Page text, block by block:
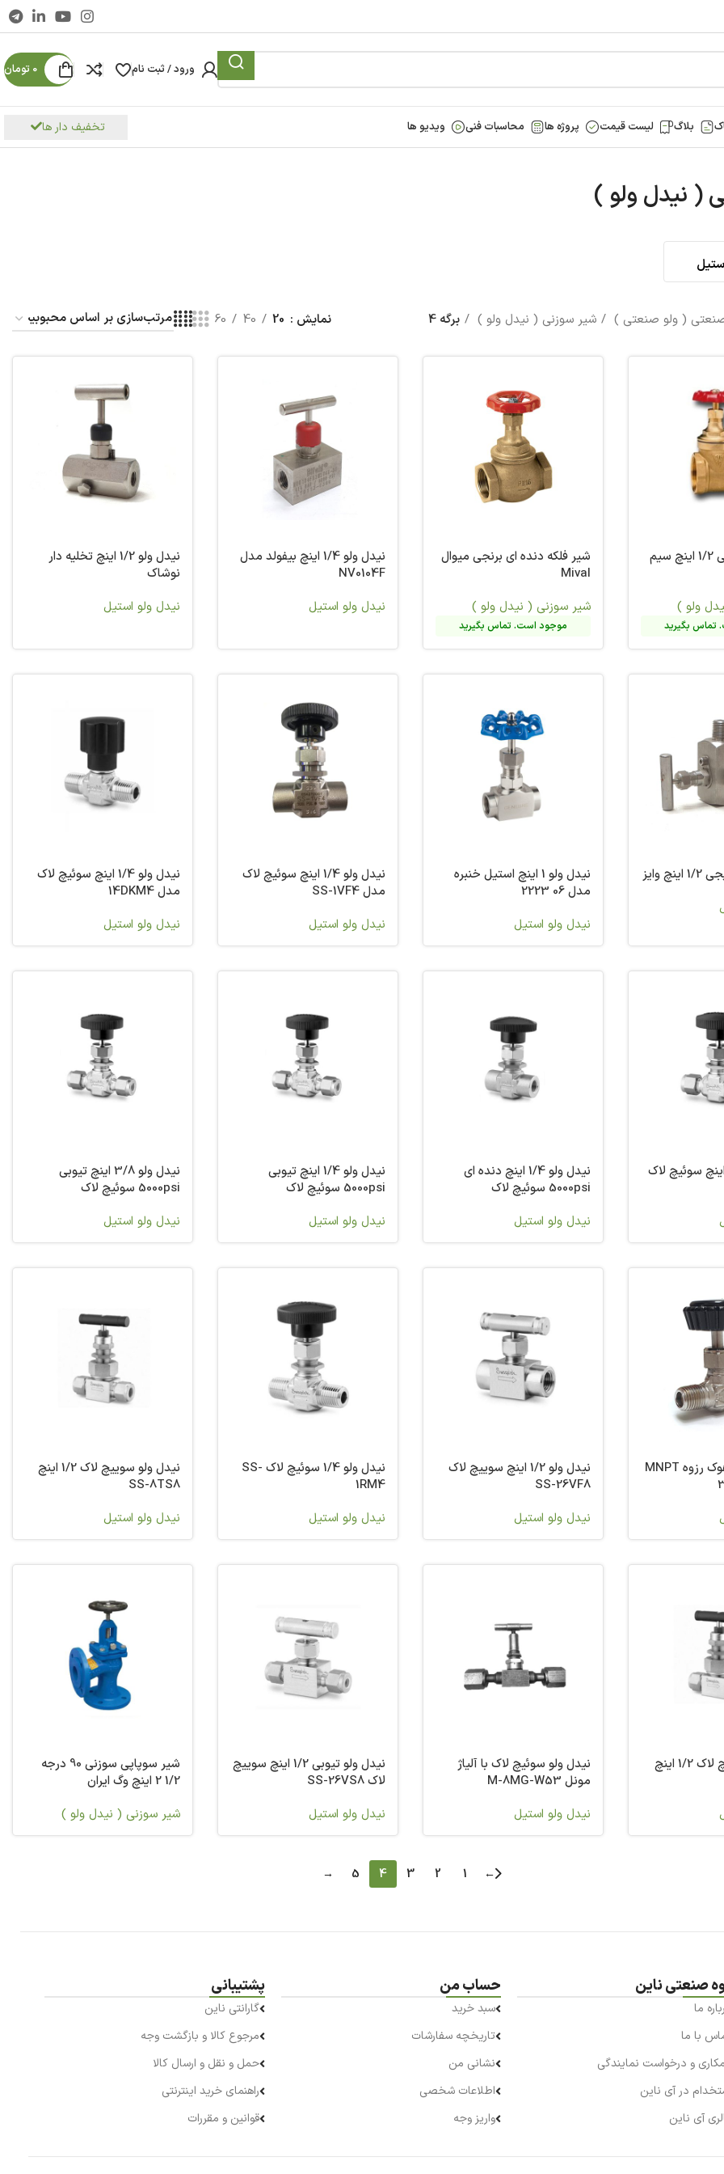
ورود / ثبت نام 0 تومان
بلاگ لیست قیمت پروژه ها محاسبات فنی ویدیو ها تخفیف دار ها
( نیدل ولو )
( ولو صنعتی ) شیر سوزنی ( نیدل ولو ) برگه 4 نمایش 20
40
60
شیر فلکه سوزنی 1/2 اینچ سیم
ولو )
بگیرید
شیر فلکه دنده ای برنجی میوال
Mival
شیر سوزنی ( نیدل ولو )
موجود است. تماس بگیرید
نیدل ولو 1/4 اینچ بیفولد مدل
NV0104F
نیدل ولو استیل
نیدل ولو 1/2 اینچ تخلیه دار
نوشاک
نیدل ولو استیل
وایز
نیدل ولو 1 اینچ استیل خنبره
مدل 06 2223
نیدل ولو استیل
نیدل ولو 1/4 اینچ سوئیچ لاک
مدل SS-1VF4
نیدل ولو استیل
نیدل ولو 1/4 اینچ سوئیچ لاک
مدل 14DKM4
نیدل ولو استیل
نیدل ولو 3/4 اینچ سوئیچ لاک
نیدل ولو 1/4 اینچ دنده ای
5000psi سوئیچ لاک
نیدل ولو استیل
نیدل ولو 1/4 اینچ تیوبی
5000psi سوئیچ لاک
نیدل ولو استیل
نیدل ولو 3/8 اینچ تیوبی
5000psi سوئیچ لاک
نیدل ولو استیل
نیدل ولو 1/4 هوک رزوه MNPT
نیدل ولو 1/2 اینچ سوییچ لاک
SS-26VF8
نیدل ولو استیل
نیدل ولو 1/4 سوئیچ لاک SS-
1RM4
نیدل ولو استیل
نیدل ولو سوییچ لاک 1/2 اینچ
SS-8TS8
نیدل ولو استیل
نیدل ولو سوئیچ لاک 1/2 اینچ
نیدل ولو سوئیچ لاک با آلیاژ
مونل M-8MG-W53
نیدل ولو استیل
نیدل ولو تیوبی 1/2 اینچ سوییچ
لاک SS-26VS8
نیدل ولو استیل
شیر سوپاپی سوزنی 90 درجه
1/2 2 اینچ وگ ایران
شیر سوزنی ( نیدل ولو )
←
1
2
3
4
5
→
صنعتی ناین
ما
با ما
و درخواست نمایندگی
در آی ناین
آی ناین
حساب من
سبد خرید
تاریخچه سفارشات
نشانی من
اطلاعات شخصی
واریز وجه
پشتیبانی
گارانتی ناین
مرجوع کالا و بازگشت وجه
حمل و نقل و ارسال کالا
راهنمای خرید اینترنتی
قوانین و مقررات